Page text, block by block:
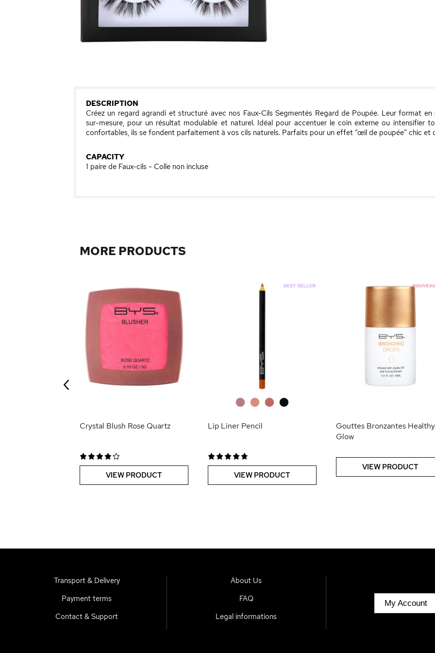
DESCRIPTION
Créez un regard agrandi et structuré avec nos Faux-Cils Segmentés Regard de Poupée. Leur format
sur-mesure, pour un résultat modulable et naturel. Idéal pour accentuer le coin externe ou intensifier
confortables, ils se fondent parfaitement à vos cils naturels. Parfaits pour un effet “œil de poupée” chic et
CAPACITY
1 paire de Faux-cils - Colle non incluse
MORE PRODUCTS
Crystal Blush Rose Quartz
VIEW PRODUCT
Lip Liner Pencil
VIEW PRODUCT
Gouttes Bronzantes Healthy
Glow
VIEW PRODUCT
‹
Transport & Delivery
Payment terms
Contact & Support
About Us
FAQ
Legal informations
My Account